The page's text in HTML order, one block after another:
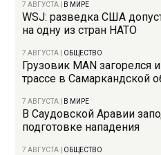
7 АВГУСТА В МИРЕ
WSJ: разведка США
на одну из стран НАТО
7 АВГУСТА ОБЩЕСТВО
Грузовик MAN загорелся
трассе в Самаркандской
7 АВГУСТА В МИРЕ
В Саудовской Аравии
подготовке нападения
7 АВГУСТА ОБЩЕСТВО